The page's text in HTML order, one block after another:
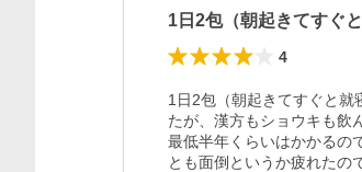
1日2包（朝起きてすぐ
4
1日2包（朝起きてすぐと就
たが、漢方もショウキも飲
最低半年くらいはかかるの
とも面倒というか疲れたの